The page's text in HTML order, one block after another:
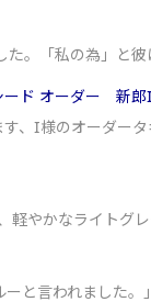
た。「私の為」と
ード オーダー 新郎
、I様のオーダー
軽やかなライトグ
ーと言われました